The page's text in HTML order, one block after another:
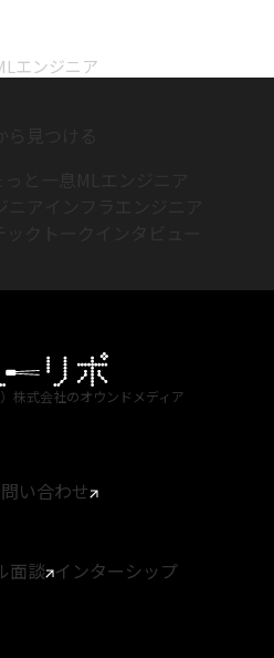
エンジニア
株式会社のオウンドメディア
い合わせ
面談 インターシップ